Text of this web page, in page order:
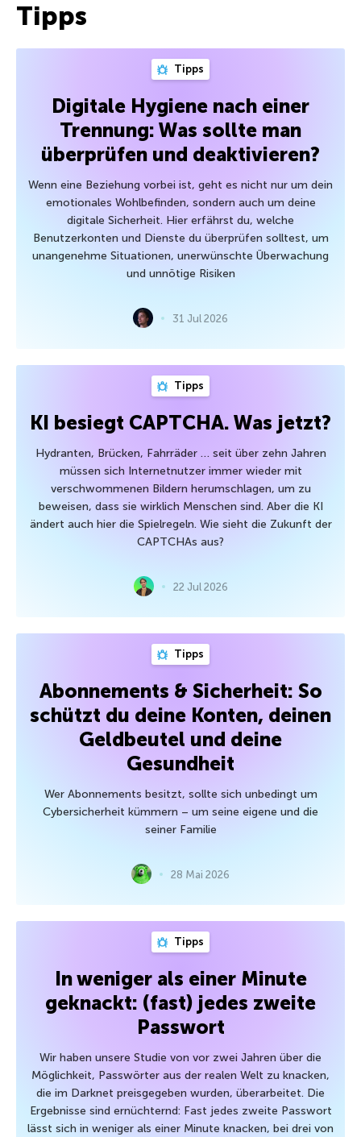
Tipps
Tipps
Digitale Hygiene nach einer
Trennung: Was sollte man
überprüfen und deaktivieren?
Wenn eine Beziehung vorbei ist, geht es nicht nur um dein
emotionales Wohlbefinden, sondern auch um deine
digitale Sicherheit. Hier erfährst du, welche
Benutzerkonten und Dienste du überprüfen solltest, um
unangenehme Situationen, unerwünschte Überwachung
und unnötige Risiken
31 Jul 2026
Tipps
KI besiegt CAPTCHA. Was jetzt?
Hydranten, Brücken, Fahrräder … seit über zehn Jahren
müssen sich Internetnutzer immer wieder mit
verschwommenen Bildern herumschlagen, um zu
beweisen, dass sie wirklich Menschen sind. Aber die KI
ändert auch hier die Spielregeln. Wie sieht die Zukunft der
CAPTCHAs aus?
22 Jul 2026
Tipps
Abonnements & Sicherheit: So
schützt du deine Konten, deinen
Geldbeutel und deine
Gesundheit
Wer Abonnements besitzt, sollte sich unbedingt um
Cybersicherheit kümmern – um seine eigene und die
seiner Familie
28 Mai 2026
Tipps
In weniger als einer Minute
geknackt: (fast) jedes zweite
Passwort
Wir haben unsere Studie von vor zwei Jahren über die
Möglichkeit, Passwörter aus der realen Welt zu knacken,
die im Darknet preisgegeben wurden, überarbeitet. Die
Ergebnisse sind ernüchternd: Fast jedes zweite Passwort
lässt sich in weniger als einer Minute knacken, bei drei von